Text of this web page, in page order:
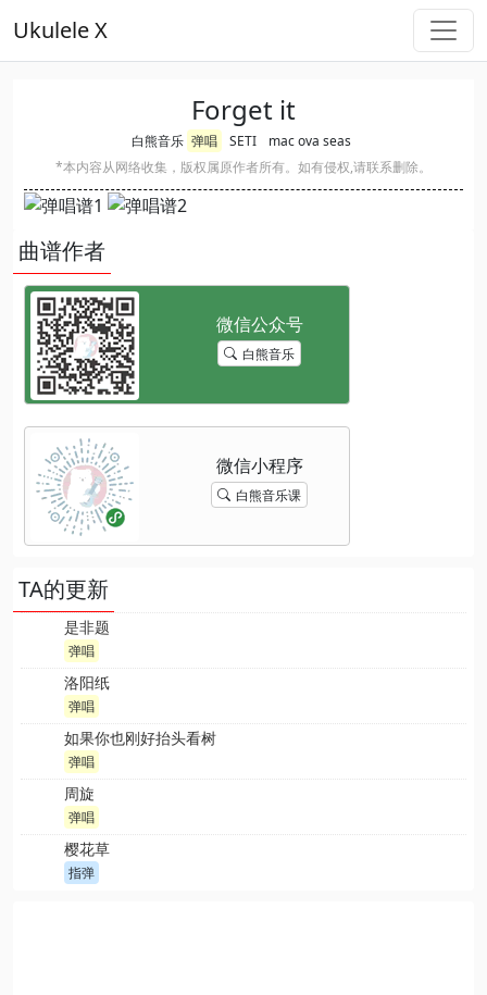
Ukulele X
Forget it
白熊音乐 弹唱 SETI
mac ova seas
*本内容从网络收集，版权属原作者所有。如有侵权,请联系删除。
曲谱作者
白熊音乐
白熊音乐课
TA的更新
是非题
弹唱
洛阳纸
弹唱
如果你也刚好抬头看树
弹唱
周旋
弹唱
樱花草
指弹